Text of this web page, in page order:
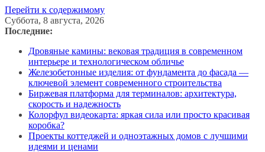
Перейти к содержимому
Суббота, 8 августа, 2026
Последние:
Дровяные камины: вековая традиция в современном
интерьере и технологическом обличье
Железобетонные изделия: от фундамента до фасада —
ключевой элемент современного строительства
Биржевая платформа для терминалов: архитектура,
скорость и надежность
Колорфул видеокарта: яркая сила или просто красивая
коробка?
Проекты коттеджей и одноэтажных домов с лучшими
идеями и ценами